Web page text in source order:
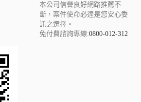
本公司信譽良好網路推薦不
斷，案件使命必達是您安心委
託之選擇。
免付費諮詢專線:0800-012-312